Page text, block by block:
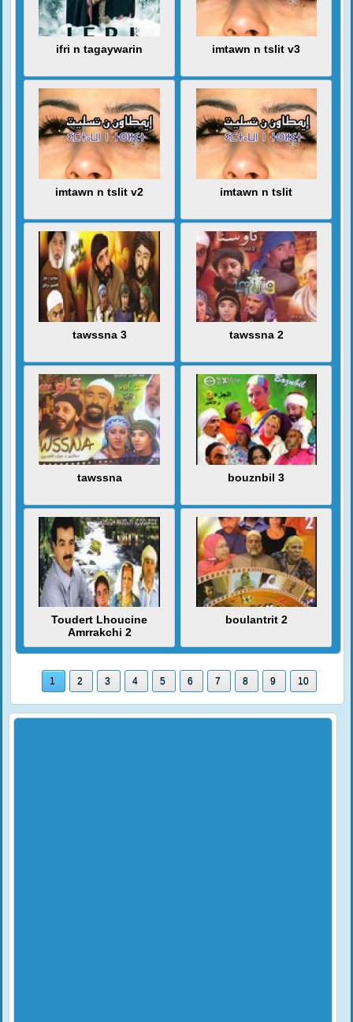
ifri n tagaywarin imtawn n tslit v3
imtawn n tslit v2 imtawn n tslit
tawssna 3 tawssna 2
tawssna bouznbil 3
Toudert Lhoucine
Amrrakchi 2
boulantrit 2
1 2 3 4 5 6 7 8 9 10